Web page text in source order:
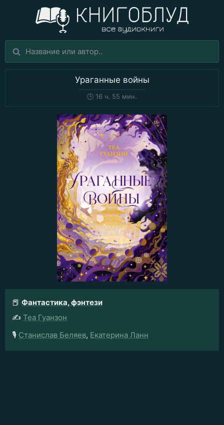
Ураганные войны
🕒 16 ч. 55 мин.
📕 Фантастика, фэнтези
✍️ Теа Гуанзон
🎙️ Станислав Беляев, Екатерина Ланн